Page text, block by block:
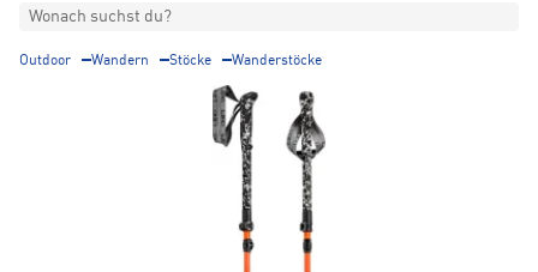
Wonach suchst du?
Outdoor Wandern Stöcke Wanderstöcke